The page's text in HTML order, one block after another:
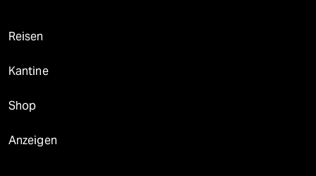
Reisen
Kantine
Shop
Anzeigen